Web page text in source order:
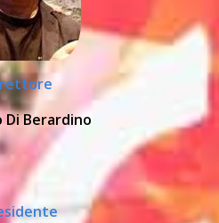
Di Berardino